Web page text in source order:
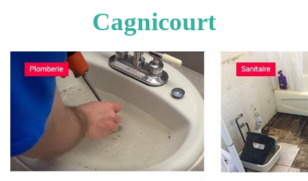
Cagnicourt